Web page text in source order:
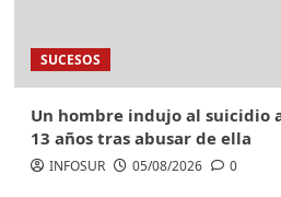
SUCESOS
Un hombre indujo al suicidio
13 años tras abusar de ella
INFOSUR 05/08/2026 0